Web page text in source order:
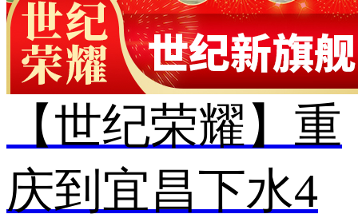
【世纪荣耀】重
庆到宜昌下水4